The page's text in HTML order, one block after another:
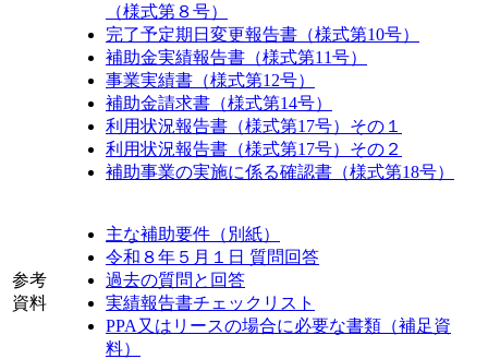
（様式第８号）
完了予定期日変更報告書（様式第10号）
補助金実績報告書（様式第11号）
事業実績書（様式第12号）
補助金請求書（様式第14号）
利用状況報告書（様式第17号）その１
利用状況報告書（様式第17号）その２
補助事業の実施に係る確認書（様式第18号）
参考
資料
主な補助要件（別紙）
令和８年５月１日 質問回答
過去の質問と回答
実績報告書チェックリスト
PPA又はリースの場合に必要な書類（補足資
料）